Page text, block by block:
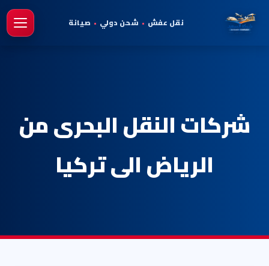
نقل عفش • شحن دولي • صيانة
شركات النقل البحرى من
الرياض الى تركيا